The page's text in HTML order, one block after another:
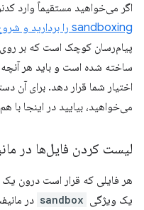
اگر می‌خواهید مستقیماً وارد
sandboxing را بردارید و شروع کنید
پیام‌رسان کوچک است که بر روی
ساخته شده است و باید هر آنچه
اختیار شما قرار دهد. برای آن
می‌خواهید، بیایید در اینجا با
لیست کردن فایل‌ها در
هر فایلی که قرار است درون یک
یک ویژگی sandbox در